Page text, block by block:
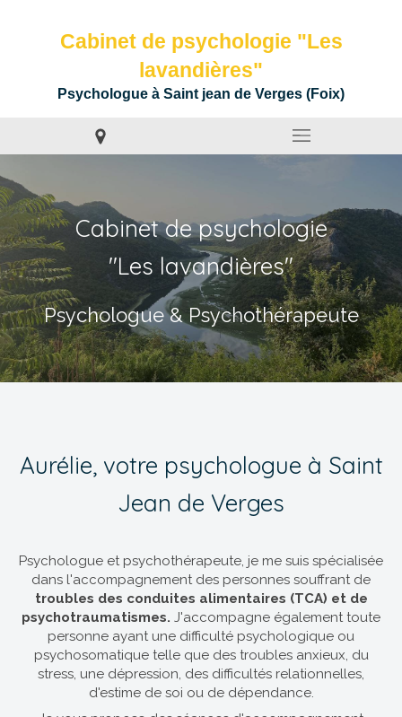
Cabinet de psychologie "Les
lavandières"
Psychologue à Saint jean de Verges (Foix)
Cabinet de psychologie
"Les lavandières"
Psychologue & Psychothérapeute
Aurélie, votre psychologue à Saint
Jean de Verges
Psychologue et psychothérapeute, je me suis spécialisée
dans l'accompagnement des personnes souffrant de
troubles des conduites alimentaires (TCA) et de
psychotraumatismes. J'accompagne également toute
personne ayant une difficulté psychologique ou
psychosomatique telle que des troubles anxieux, du
stress, une dépression, des difficultés relationnelles,
d'estime de soi ou de dépendance.